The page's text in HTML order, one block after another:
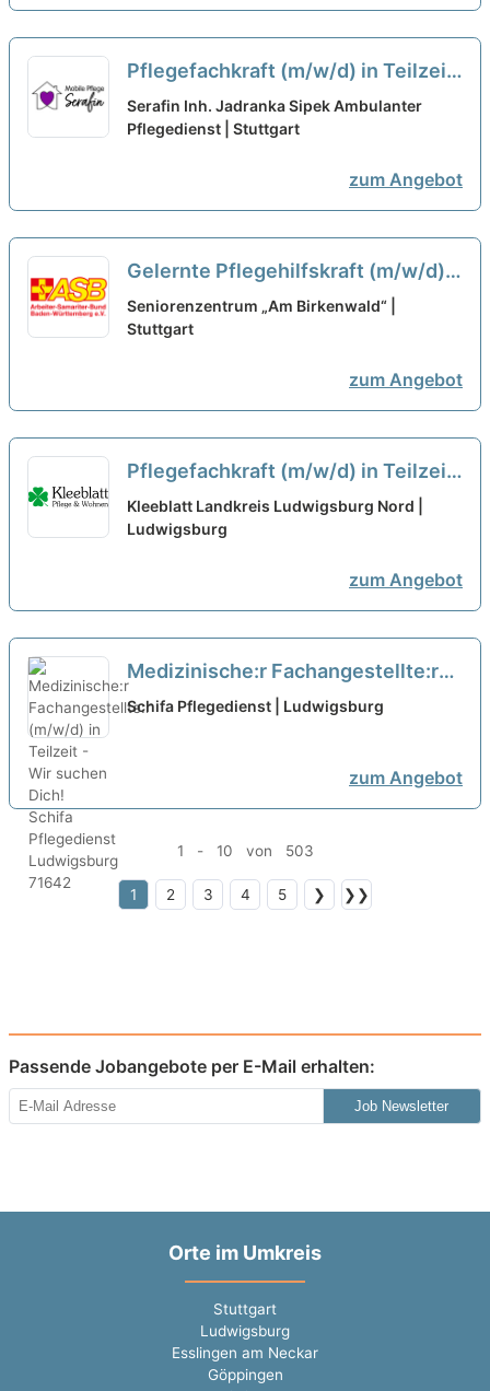
Pflegefachkraft (m/w/d) in Teilzeit
( bis 80%) – Ihr neuer Arbeitsplatz
in einem eingespielten Team!
Serafin Inh. Jadranka Sipek Ambulanter
Pflegedienst | Stuttgart
zum Angebot
Gelernte Pflegehilfskraft (m/w/d)
in Teilzeit für den Tagdienst -
Werde Teil eines offenen und
Seniorenzentrum „Am Birkenwald“ |
Stuttgart
zum Angebot
Pflegefachkraft (m/w/d) in Teilzeit
- Werden Sie Teil der Kleeblatt
Familie! neu
Kleeblatt Landkreis Ludwigsburg Nord |
Ludwigsburg
zum Angebot
Medizinische:r Fachangestellte:r
(m/w/d) in Teilzeit - Wir suchen
Schifa Pflegedienst | Ludwigsburg
zum Angebot
1 - 10 von 503
1 2 3 4 5 ❯ ❯❯
Passende Jobangebote per E-Mail erhalten:
Job Newsletter
Orte im Umkreis
Stuttgart
Ludwigsburg
Esslingen am Neckar
Göppingen